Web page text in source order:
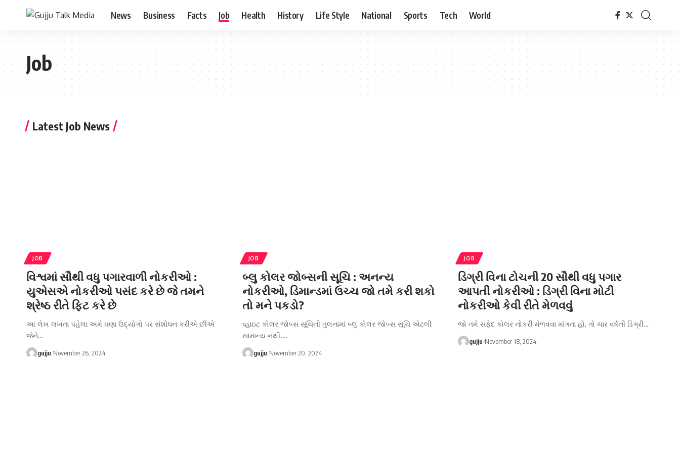
News Business Facts Job Health History Life Style National Sports Tech World
Job
Latest Job News
JOB
વિશ્વમાં સૌથી વધુ પગારવાળી નોકરીઓ :
યુએસએ નોકરીઓ પસંદ કરે છે જે તમને
શ્રેષ્ઠ રીતે ફિટ કરે છે
આ લેખ લખતા પહેલા અમે ઘણા ઉદ્યોગો પર સંશોધન કરીએ છીએ
જેને…
gujju November 26, 2024
JOB
બ્લુ કોલર જોબ્સની સૂચિ : અનન્ય
નોકરીઓ, ડિમાન્ડમાં ઉચ્ચ જો તમે કરી શકો
તો મને પકડો?
વ્હાઇટ કોલર જોબ્સ સૂચિની તુલનામાં બ્લુ કોલર જોબ્સ સૂચિ એટલી
સામાન્ય નથી.…
gujju November 20, 2024
JOB
ડિગ્રી વિના ટોચની 20 સૌથી વધુ પગાર
આપતી નોકરીઓ : ડિગ્રી વિના મોટી
નોકરીઓ કેવી રીતે મેળવવું
જો તમે સફેદ કોલર નોકરી મેળવવા માંગતા હો, તો ચાર વર્ષની ડિગ્રી…
gujju November 18, 2024